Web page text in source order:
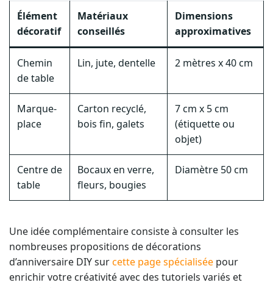
Élément
décoratif
conseillés
approximatives
de table
Marque-
place
Carton recyclé,
bois fin, galets
7 cm x 5 cm
(étiquette ou
objet)
Centre de
table
Bocaux en verre,
fleurs, bougies
Diamètre 50 cm
nombreuses propositions de décorations
d’anniversaire DIY surcette page spécialisée
enrichir votre créativité avec des tutoriels variés et
adaptés à tous les niveaux.